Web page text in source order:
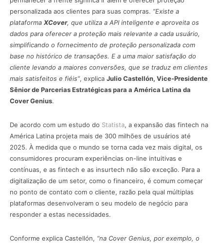
personalizada aos clientes para suas compras. “Existe a
plataforma XCover, que utiliza a API inteligente e aproveita os
dados para oferecer a proteção mais relevante a cada usuário,
simplificando o fornecimento de proteção personalizada com
base no histórico de transações. E a uma maior satisfação do
cliente levando a maiores conversões, que se traduz em clientes
mais satisfeitos e fiéis”, explica Julio Castellón, Vice-Presidente
Sênior de Parcerias Estratégicas para a América Latina da
Cover Genius.
De acordo com um estudo do Statista, a expansão das fintech na
América Latina projeta mais de 300 milhões de usuários até
2025. À medida que o mundo se torna cada vez mais digital, os
consumidores procuram experiências on-line intuitivas e
contínuas, e as fintech e as insurtech não são exceção. Para a
digitalização de um setor, como o financeiro, é comum começar
no ponto de contato com o cliente, razão pela qual múltiplas
plataformas desenvolveram o seu modelo de negócio para
responder a estas necessidades.
Conforme explica Castellón, “na Cover Genius, por exemplo, o